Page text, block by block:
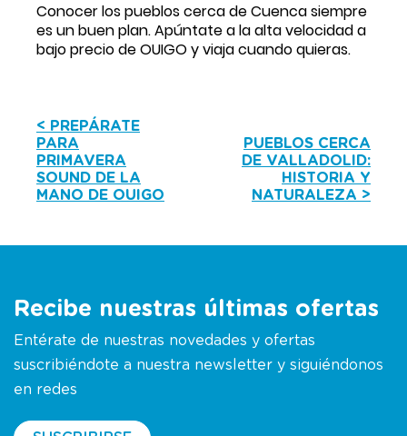
Conocer los pueblos cerca de Cuenca siempre
es un buen plan. Apúntate a la alta velocidad a
bajo precio de OUIGO y viaja cuando quieras.
< PREPÁRATE
PARA
PRIMAVERA
SOUND DE LA
MANO DE OUIGO
PUEBLOS CERCA
DE VALLADOLID:
HISTORIA Y
NATURALEZA >
Recibe nuestras últimas ofertas
Entérate de nuestras novedades y ofertas
suscribiéndote a nuestra newsletter y siguiéndonos
en redes